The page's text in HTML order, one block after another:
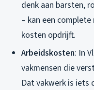
denk aan barsten,
– kan een
kosten opdrijft.
Arbeidskosten: In
vakmensen die
Dat vakwerk is iets